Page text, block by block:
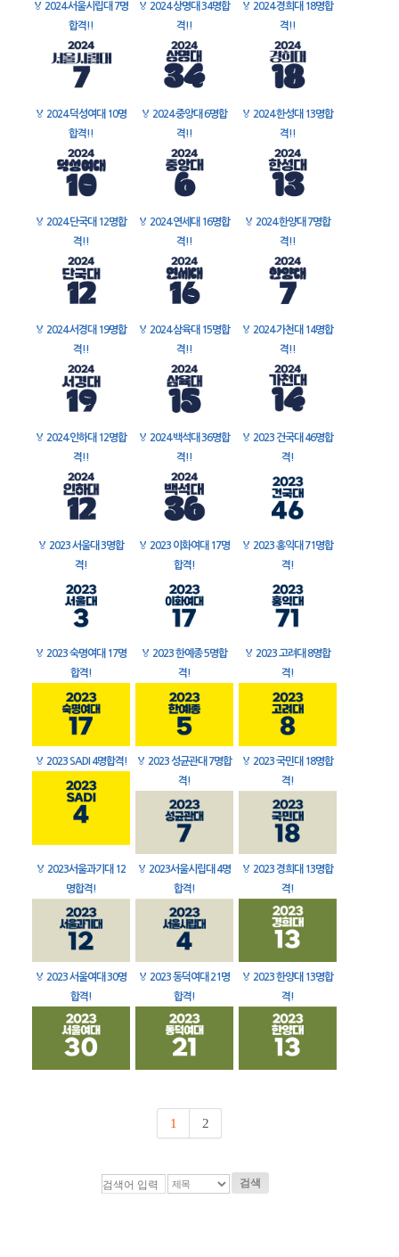
🏅 2024 서울시립대 7명
합격!!
🏅 2024 상명대 34명합
격!!
🏅 2024 경희대 18명합
격!!
🏅 2024 덕성여대 10명
합격!!
🏅 2024 중앙대 6명합
격!!
🏅 2024 한성대 13명합
격!!
🏅 2024 단국대 12명합
격!!
🏅 2024 연세대 16명합
격!!
🏅 2024 한양대 7명합
격!!
🏅 2024 서경대 19명합
격!!
🏅 2024 삼육대 15명합
격!!
🏅 2024 가천대 14명합
격!!
🏅 2024 인하대 12명합
격!!
🏅 2024 백석대 36명합
격!!
🏅 2023 건국대 46명합
격!
🏅 2023 서울대 3명합
격!
🏅 2023 이화여대 17명
합격!
🏅 2023 홍익대 71명합
격!
🏅 2023 숙명여대 17명
합격!
🏅 2023 한예종 5명합
격!
🏅 2023 고려대 8명합
격!
🏅 2023 SADI 4명합격! 🏅 2023 성균관대 7명합
격!
🏅 2023 국민대 18명합
격!
🏅 2023서울과기대 12
명합격!
🏅 2023서울시립대 4명
합격!
🏅 2023 경희대 13명합
격!
🏅 2023 서울여대 30명
합격!
🏅 2023 동덕여대 21명
합격!
🏅 2023 한양대 13명합
격!
1 2
검색